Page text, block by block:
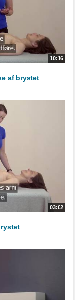
10:16
af brystet
03:02